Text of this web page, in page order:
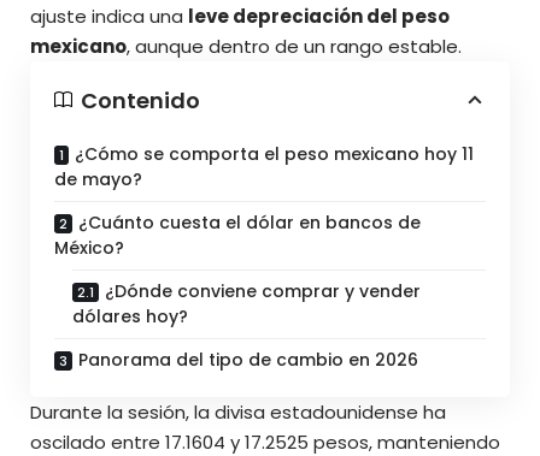
ajuste indica una leve depreciación del peso
mexicano, aunque dentro de un rango estable.
Contenido
¿Cómo se comporta el peso mexicano hoy 11
de mayo?
¿Cuánto cuesta el dólar en bancos de
México?
¿Dónde conviene comprar y vender
dólares hoy?
Panorama del tipo de cambio en 2026
Durante la sesión, la divisa estadounidense ha
oscilado entre 17.1604 y 17.2525 pesos, manteniendo